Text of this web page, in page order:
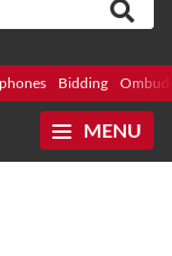
Bidding
MENU